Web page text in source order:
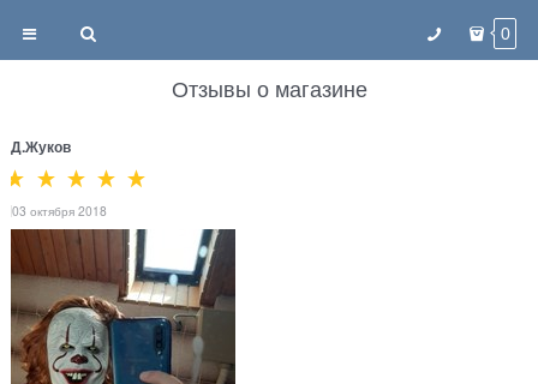
0
Отзывы о магазине
Д.Жуков
03 октября 2018